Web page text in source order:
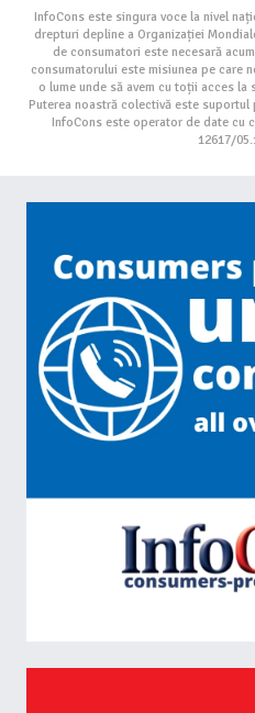
InfoCons este singura voce la nivel
drepturi depline a Organizației
de consumatori este necesară
consumatorului este misiunea pe care
o lume unde să avem cu toții acces
Puterea noastră colectivă este
InfoCons este operator de date cu
12617/